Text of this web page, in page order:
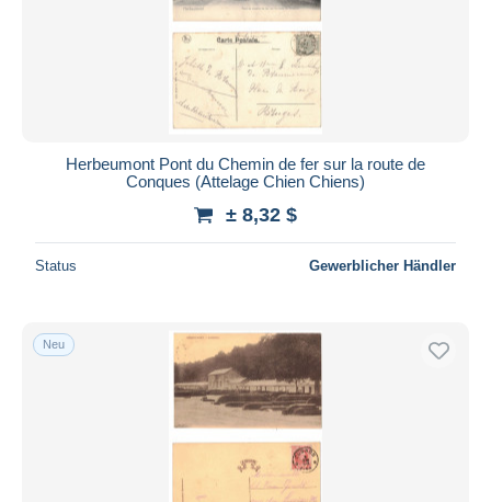
Herbeumont Pont du Chemin de fer sur la route de
Conques (Attelage Chien Chiens)
± 8,32 $
Status Gewerblicher Händler
Neu